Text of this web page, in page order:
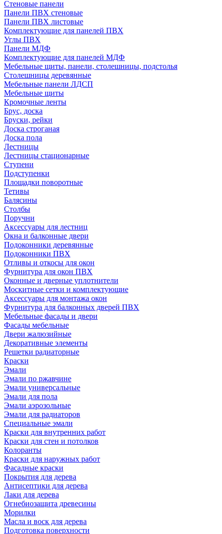
Стеновые панели
Панели ПВХ стеновые
Панели ПВХ листовые
Комплектующие для панелей ПВХ
Углы ПВХ
Панели МДФ
Комплектующие для панелей МДФ
Мебельные щиты, панели, столешницы, подстолья
Столешницы деревянные
Мебельные панели ЛДСП
Мебельные щиты
Кромочные ленты
Брус, доска
Бруски, рейки
Доска строганая
Доска пола
Лестницы
Лестницы стационарные
Ступени
Подступенки
Площадки поворотные
Тетивы
Балясины
Столбы
Поручни
Аксессуары для лестниц
Окна и балконные двери
Подоконники деревянные
Подоконники ПВХ
Отливы и откосы для окон
Фурнитура для окон ПВХ
Оконные и дверные уплотнители
Москитные сетки и комплектующие
Аксессуары для монтажа окон
Фурнитура для балконных дверей ПВХ
Мебельные фасады и двери
Фасады мебельные
Двери жалюзийные
Декоративные элементы
Решетки радиаторные
Краски
Эмали
Эмали по ржавчине
Эмали универсальные
Эмали для пола
Эмали аэрозольные
Эмали для радиаторов
Специальные эмали
Краски для внутренних работ
Краски для стен и потолков
Колоранты
Краски для наружных работ
Фасадные краски
Покрытия для дерева
Антисептики для дерева
Лаки для дерева
Огнебиозащита древесины
Морилки
Масла и воск для дерева
Подготовка поверхности